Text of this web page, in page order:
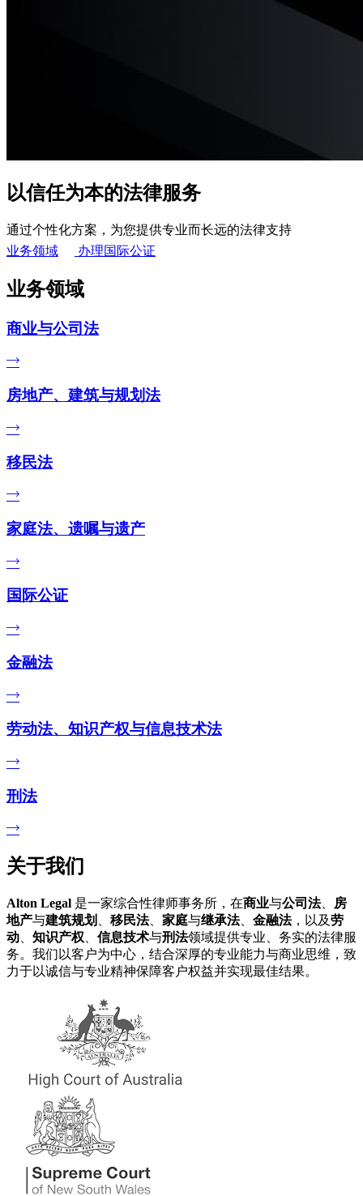
以信任为本的法律服务
通过个性化方案，为您提供专业而长远的法律支持
业务领域
办理国际公证
业务领域
商业与公司法
房地产、建筑与规划法
移民法
家庭法、遗嘱与遗产
国际公证
金融法
劳动法、知识产权与信息技术法
刑法
关于我们
Alton Legal 是一家综合性律师事务所，在商业与公司法、
房
地产与建筑规划 移民法、 家庭与继承法、 金融法，以及劳
动
知识产权 信息技术与刑法领域提供专业、务实的法律服
务。我们以客户为中心，结合深厚的专业能力与商业思维，致
力于以诚信与专业精神保障客户权益并实现最佳结果。